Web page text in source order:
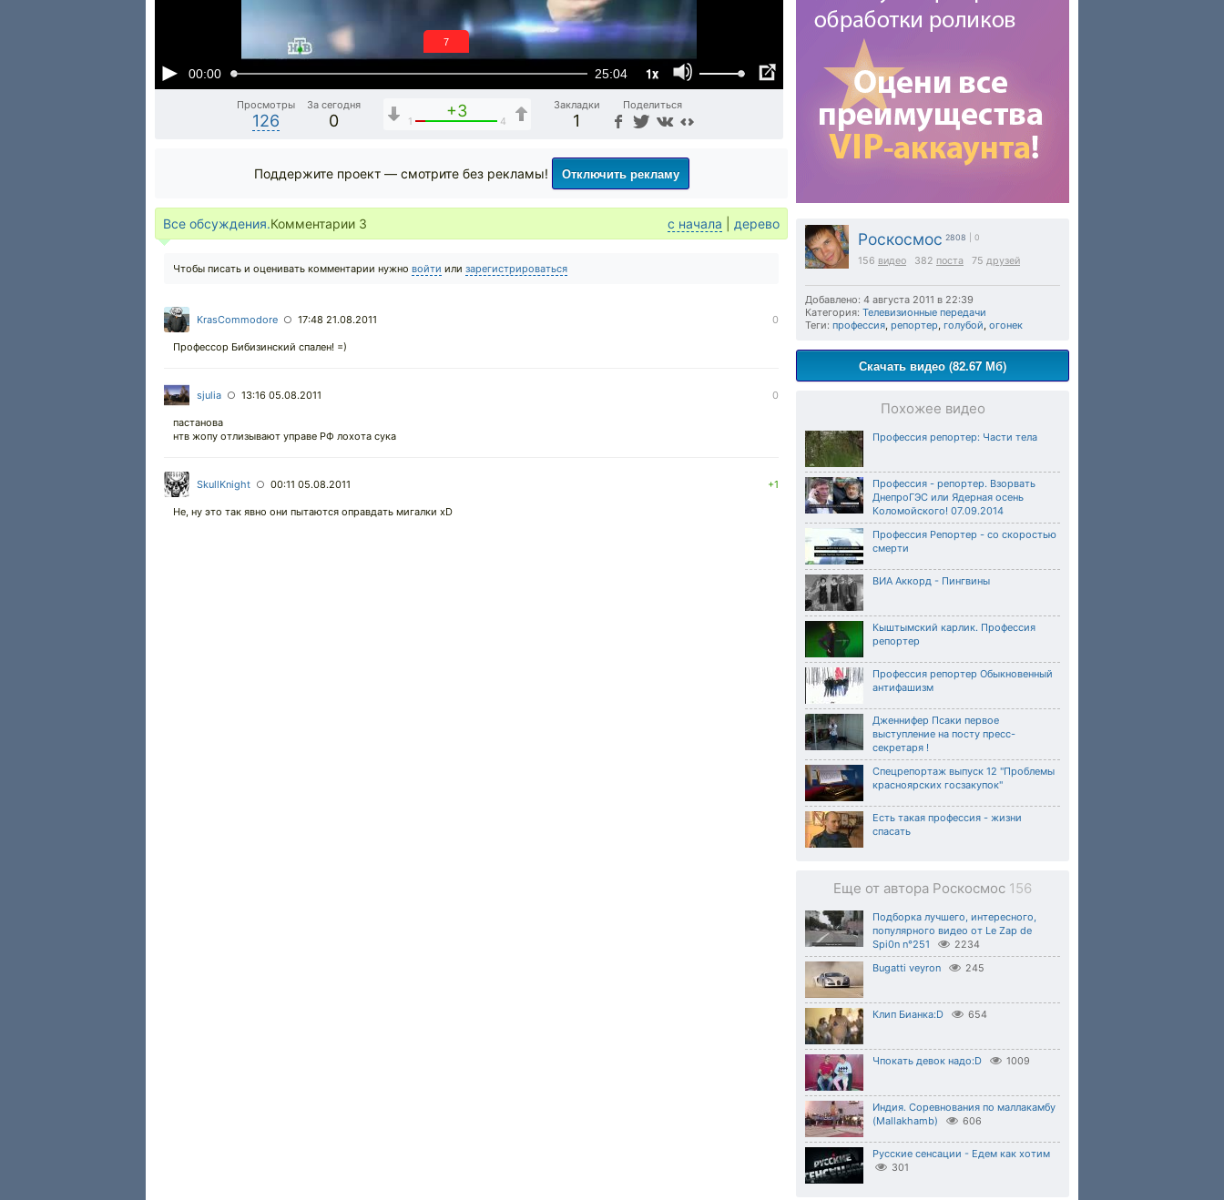
00:00 25:04 1x
6
Просмотры
126
За сегодня
0
+3
1 4
Закладки
1
Поделиться
Роскосмос 2808 | 0
156 видео 382 поста 75 друзей
Добавлено: 4 августа 2011 в 22:39
Категория: Телевизионные передачи
Теги: профессия, репортер, голубой, огонек
Скачать видео (82.67 Мб)
Похожее видео
Профессия репортер: Части тела
Профессия - репортер. Взорвать
ДнепроГЭС или Ядерная осень
Коломойского! 07.09.2014
Профессия Репортер - со скоростью
смерти
ВИА Аккорд - Пингвины
Кыштымский карлик. Профессия
репортер
Профессия репортер Обыкновенный
антифашизм
Дженнифер Псаки первое
выступление на посту пресс-
секретаря !
Спецрепортаж выпуск 12 "Проблемы
красноярских госзакупок"
Есть такая профессия - жизни
спасать
Еще от автора Роскосмос 156
Подборка лучшего, интересного,
популярного видео от Le Zap de
Spi0n n°251
2234
Bugatti veyron 245
Клип Бианка:D 654
Чпокать девок надо:D 1009
Индия. Соревнования по маллакамбу
(Mallakhamb)
606
Русские сенсации - Едем как хотим
301
Поддержите проект — смотрите без рекламы! Отключить рекламу
Все обсуждения.Комментарии 3 с начала дерево
Чтобы писать и оценивать комментарии нужно войти или зарегистрироваться
KrasCommodore ○ 17:48 21.08.2011 0
Профессор Бибизинский спален! =)
sjulia ○ 13:16 05.08.2011 0
пастанова
нтв жопу отлизывают управе РФ лохота сука
SkullKnight ○ 00:11 05.08.2011 +1
Не, ну это так явно они пытаются оправдать мигалки хD